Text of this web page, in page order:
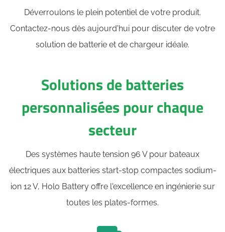
Déverroulons le plein potentiel de votre produit.
Contactez-nous dès aujourd'hui pour discuter de votre
solution de batterie et de chargeur idéale.
Solutions de batteries
personnalisées pour chaque
secteur
Des systèmes haute tension 96 V pour bateaux
électriques aux batteries start-stop compactes sodium-
ion 12 V, Holo Battery offre l'excellence en ingénierie sur
toutes les plates-formes.